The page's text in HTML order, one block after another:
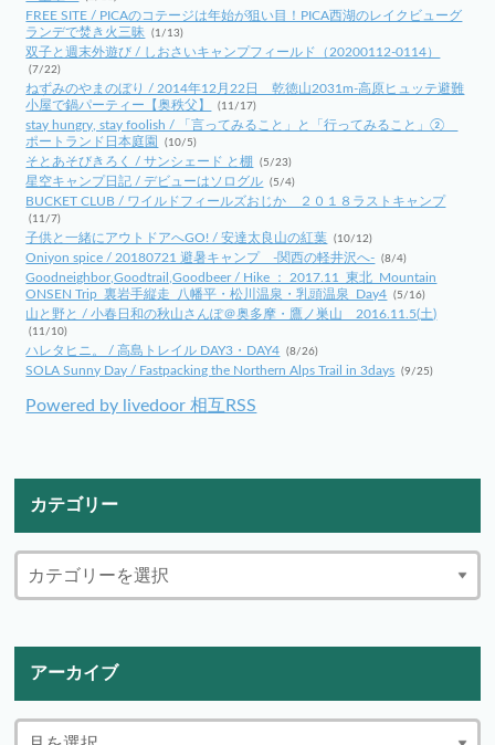
FREE SITE / PICAのコテージは年始が狙い目！PICA西湖のレイクビューグ
ランデで焚き火三昧
(1/13)
双子と週末外遊び / しおさいキャンプフィールド（20200112-0114）
(7/22)
ねずみのやまのぼり / 2014年12月22日 乾徳山2031m-高原ヒュッテ避難
小屋で鍋パーティー【奥秩父】
(11/17)
stay hungry, stay foolish / 「言ってみること」と「行ってみること」②
ポートランド日本庭園
(10/5)
そとあそびきろく / サンシェード と棚 (5/23)
星空キャンプ日記 / デビューはソログル (5/4)
BUCKET CLUB / ワイルドフィールズおじか ２０１８ラストキャンプ
(11/7)
子供と一緒にアウトドアへGO! / 安達太良山の紅葉 (10/12)
Oniyon spice / 20180721 避暑キャンプ -関西の軽井沢へ- (8/4)
Goodneighbor,Goodtrail,Goodbeer / Hike ： 2017.11_東北_Mountain
ONSEN Trip_裏岩手縦走_八幡平・松川温泉・乳頭温泉_Day4 (5/16)
山と野と / 小春日和の秋山さんぽ＠奥多摩・鷹ノ巣山 2016.11.5(土)
(11/10)
ハレタヒニ。 / 高島トレイル DAY3・DAY4 (8/26)
SOLA Sunny Day / Fastpacking the Northern Alps Trail in 3days (9/25)
Powered by livedoor 相互RSS
カテゴリー
アーカイブ